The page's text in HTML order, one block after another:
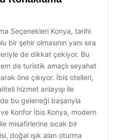
Seçenekleri Konya, tarihi
şehir olmasının yanı sıra
de dikkat çekiyor. Bu
de turistik amaçlı seyahat
öne çıkıyor. İbis otelleri,
hizmet anlayışı ile
bu geleneği başarıyla
Konfor İbis Konya, modern
misafirlerine sıcak bir
doğal ışık alan oturma